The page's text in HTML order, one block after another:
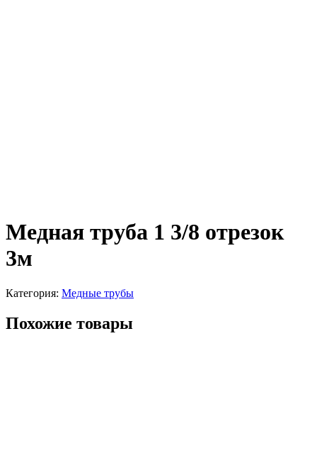
Медная труба 1 3/8 отрезок
3м
Категория: Медные трубы
Похожие товары